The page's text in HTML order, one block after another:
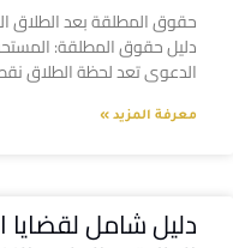
حقوق المطلقة بعد الطلاق
دليل حقوق المطلقة:
الدعوى تعد لحظة الطلاق
معرفة المزيد »
دليل شامل